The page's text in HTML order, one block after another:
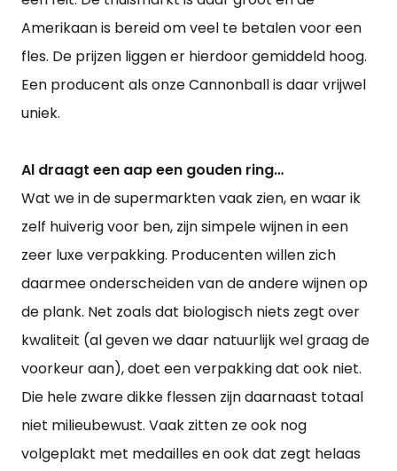
Amerikaan is bereid om veel te betalen voor een
fles. De prijzen liggen er hierdoor gemiddeld hoog.
Een producent als onze Cannonball is daar vrijwel
uniek.
Al draagt een aap een gouden ring…
Wat we in de supermarkten vaak zien, en waar ik
zelf huiverig voor ben, zijn simpele wijnen in een
zeer luxe verpakking. Producenten willen zich
daarmee onderscheiden van de andere wijnen op
de plank. Net zoals dat biologisch niets zegt over
kwaliteit (al geven we daar natuurlijk wel graag de
voorkeur aan), doet een verpakking dat ook niet.
Die hele zware dikke flessen zijn daarnaast totaal
niet milieubewust. Vaak zitten ze ook nog
volgeplakt met medailles en ook dat zegt helaas